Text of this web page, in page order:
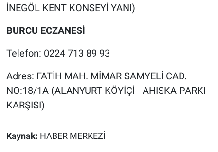
İNEGÖL KENT KONSEYİ YANI)
BURCU ECZANESİ
Telefon: 0224 713 89 93
Adres: FATİH MAH. MİMAR SAMYELİ CAD.
NO:18/1A (ALANYURT KÖYİÇİ - AHISKA PARKI
KARŞISI)
Kaynak: HABER MERKEZİ